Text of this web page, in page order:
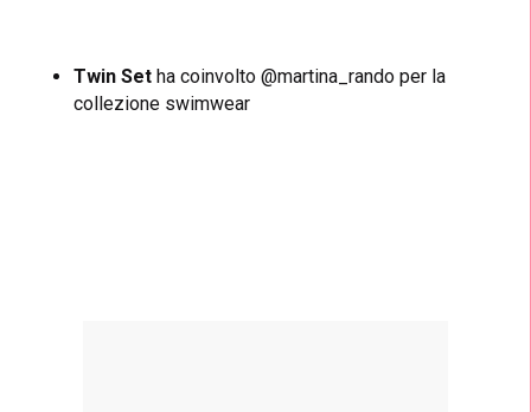
Twin Set ha coinvolto @martina_rando per la
collezione swimwear